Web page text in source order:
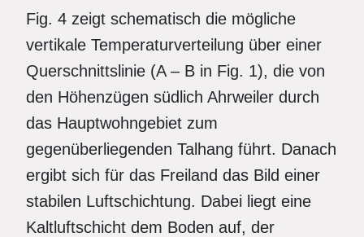
Fig. 4 zeigt schematisch die mögliche
vertikale Temperaturverteilung über einer
Querschnittslinie (A – B in Fig. 1), die von
den Höhenzügen südlich Ahrweiler durch
das Hauptwohngebiet zum
gegenüberliegenden Talhang führt. Danach
ergibt sich für das Freiland das Bild einer
stabilen Luftschichtung. Dabei liegt eine
Kaltluftschicht dem Boden auf, der